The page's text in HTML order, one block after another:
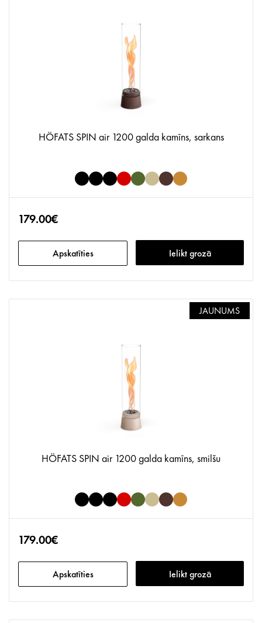
HÖFATS SPIN air 1200 galda kamīns, sarkans
179.00€
Apskatīties Ielikt grozā
JAUNUMS
HÖFATS SPIN air 1200 galda kamīns, smilšu
179.00€
Apskatīties Ielikt grozā